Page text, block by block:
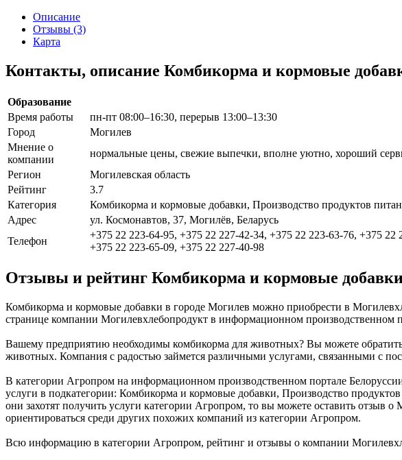
Описание
Отзывы (3)
Карта
Контакты, описание Комбикорма и кормовые
Образование
Время работы
пн-пт 08:00–16:30, перерыв 13:00–13:30
Город
Могилев
Мнение о
компании
нормальные цены, свежие выпечки, вполне уютно, хороший
Регион
Могилевская область
Рейтинг
3.7
Категория
Комбикорма и кормовые добавки, Производство продуктов
Адрес
ул. Космонавтов, 37, Могилёв, Беларусь
Телефон
+375 22 223-64-95, +375 22 227-42-34, +375 22 223-63-76, +375
+375 22 223-65-09, +375 22 227-40-98
Отзывы и рейтинг Комбикорма и кормовые
Комбикорма и кормовые добавки в городе Могилев можно приобрести в
странице компании Могилевхлебопродукт в информационном производственном
Вашему предприятию необходимы комбикорма для животных? Вы можете
животных. Компания с радостью займется различными услугами, связанными с
В категории Агропром на информационном производственном портале
услуги в подкатегории: Комбикорма и кормовые добавки, Производство
они захотят получить услуги категории Агропром, то вы можете оставить отзыв
ориентироваться среди других похожих компаний из категории Агропром.
Всю информацию в категории Агропром, рейтинг и отзывы о компании